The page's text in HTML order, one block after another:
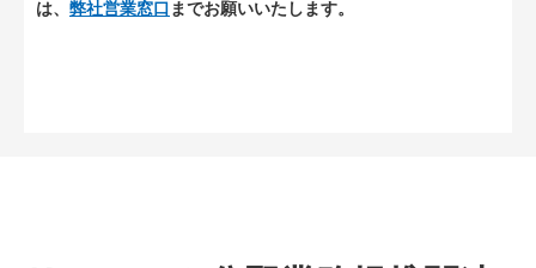
は、 弊社営業窓口 までお願いいたします。